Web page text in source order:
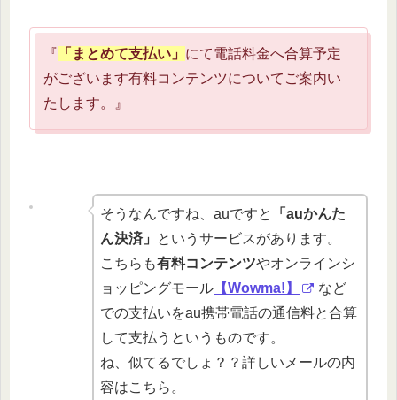
『 「まとめて支払い」 にて電話料金へ合算予定
がございます有料コンテンツについてご案内い
たします。』
そうなんですね、auですと
「auかんた
ん決済」
というサービスがあります。
こちらも有料コンテンツやオンラインシ
ョッピングモール 【Wowma!】
など
での支払いをau携帯電話の通信料と合算
して支払うというものです。
ね、似てるでしょ？？詳しいメールの内
容はこちら。